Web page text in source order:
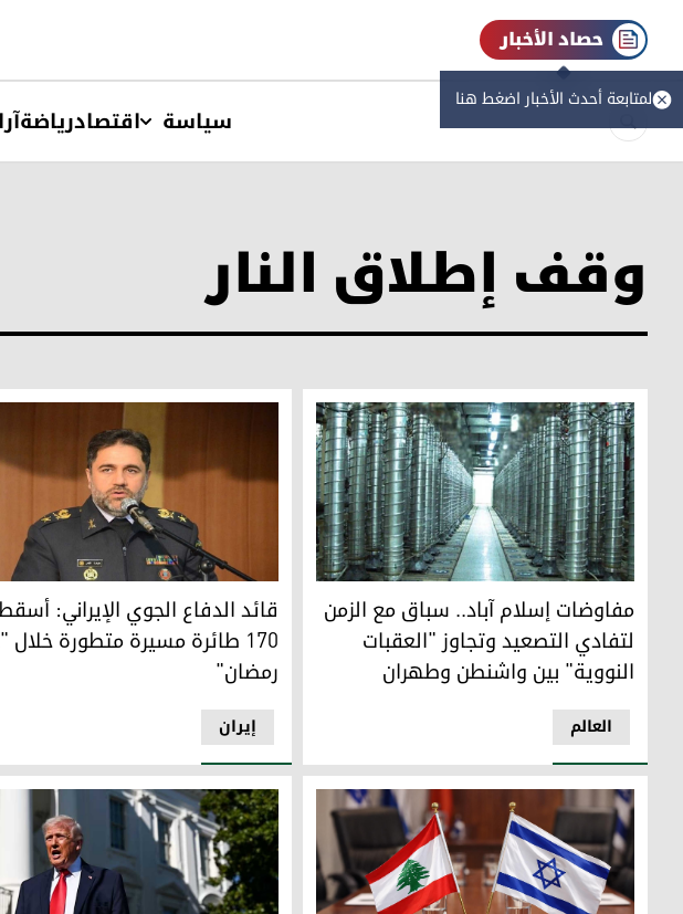
حصاد الأخبار
لمتابعة أحدث الأخبار اضغط هنا
سیاسة اقتصادریاضة
وقف إطلاق النار
مفاوضات إسلام آباد.. سباق مع الزمن لتفادي التصعيد وتجاوز "العقبات النووية"
العالم
مفاوضات إسلام آباد.. سباق مع الزمن
لتفادي التصعيد وتجاوز "العقبات
النووية" بين واشنطن وطهران
قائد الدفاع الجوي الإيراني: أسقطنا 170 طائرة مسيرة متطورة خلال "حرب رمضان"
إيران
قائد الدفاع الجوي الإيراني:
170 طائرة مسيرة متطورة
رمضان"